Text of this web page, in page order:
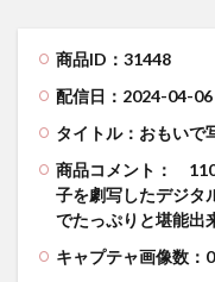
商品ID：31448
配信日：2024-04-06
タイトル：おもいで
商品コメント：
110
子を劇写したデジタ
でたっぷりと堪能出
キャプテャ画像数：0